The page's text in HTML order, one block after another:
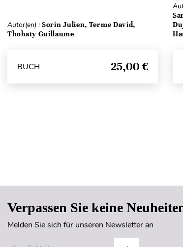
Autor(en) : Sorin Julien, Terme David,
Thobaty Guillaume
BUCH 25,00 €
Verpassen Sie keine
Melden Sie sich für unseren Newsletter an